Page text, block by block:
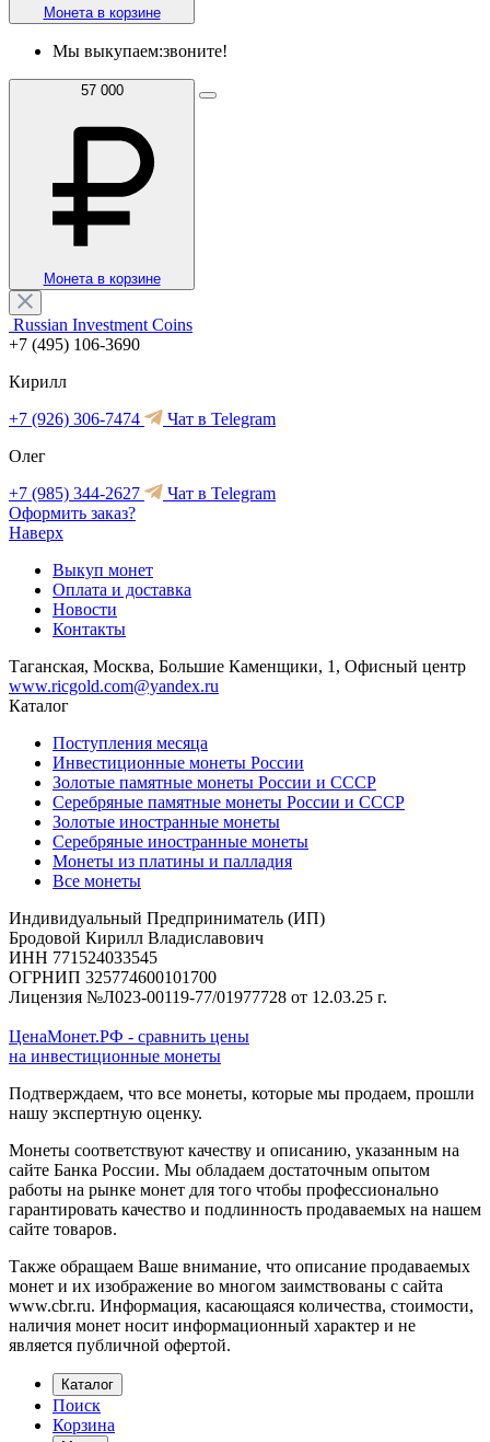
Монета в корзине
Мы выкупаем:звоните!
57 000
Монета в корзине
Russian Investment Coins
+7 (495) 106-3690
Кирилл
+7 (926) 306-7474
Чат в Telegram
Олег
+7 (985) 344-2627
Чат в Telegram
Оформить заказ?
Наверх
Выкуп монет
Оплата и доставка
Новости
Контакты
Таганская, Москва, Большие Каменщики, 1, Офисный центр
www.ricgold.com@yandex.ru
Каталог
Поступления месяца
Инвестиционные монеты России
Золотые памятные монеты России и СССР
Серебряные памятные монеты России и СССР
Золотые иностранные монеты
Серебряные иностранные монеты
Монеты из платины и палладия
Все монеты
Индивидуальный Предприниматель (ИП)
Бродовой Кирилл Владиславович
ИНН 771524033545
ОГРНИП 325774600101700
Лицензия №Л023-00119-77/01977728 от 12.03.25 г.
ЦенаМонет.РФ - сравнить цены
на инвестиционные монеты
Подтверждаем, что все монеты, которые мы продаем, прошли
нашу экспертную оценку.
Монеты соответствуют качеству и описанию, указанным на
сайте Банка России. Мы обладаем достаточным опытом
работы на рынке монет для того чтобы профессионально
гарантировать качество и подлинность продаваемых на нашем
сайте товаров.
Также обращаем Ваше внимание, что описание продаваемых
монет и их изображение во многом заимствованы с сайта
www.cbr.ru. Информация, касающаяся количества, стоимости,
наличия монет носит информационный характер и не
является публичной офертой.
Каталог
Поиск
Корзина